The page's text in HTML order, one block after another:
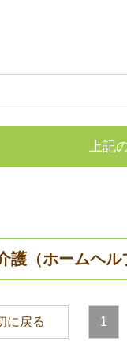
上記
護（ホームヘ
に戻る 1